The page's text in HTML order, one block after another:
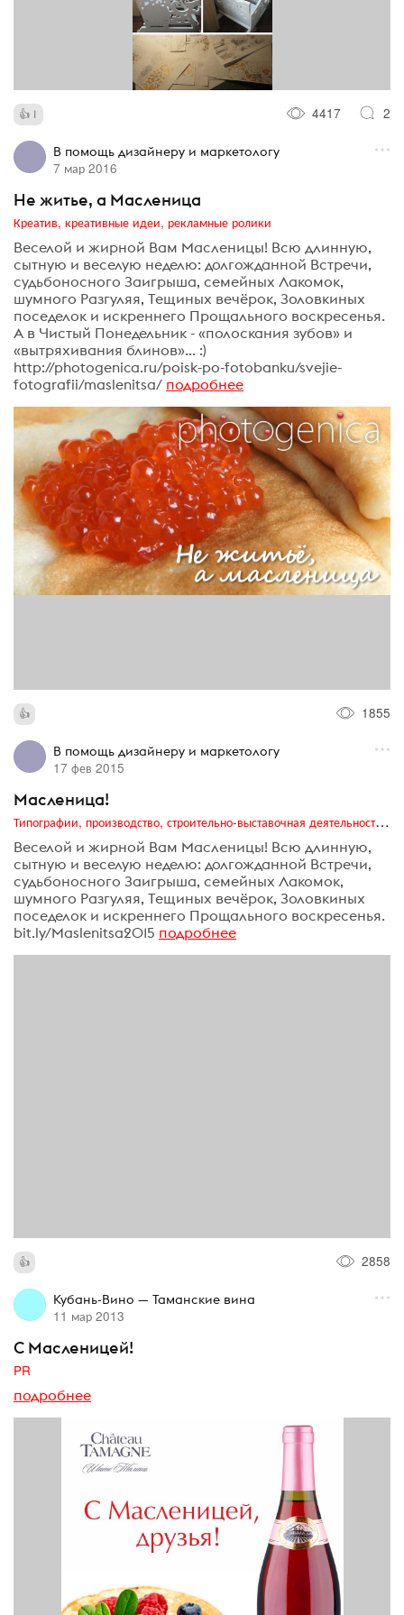
1 4417 2
В помощь дизайнеру и маркетологу
7 мар 2016
Не житье, а Масленица
Креатив, креативные идеи, рекламные ролики
Веселой и жирной Вам Масленицы! Всю длинную,
сытную и веселую неделю: долгожданной Встречи,
судьбоносного Заигрыша, семейных Лакомок,
шумного Разгуляя, Тещиных вечёрок, Золовкиных
поседелок и искреннего Прощального воскресенья.
А в Чистый Понедельник - «полоскания зубов» и
«вытряхивания блинов»... :)
http://photogenica.ru/poisk-po-fotobanku/svejie-
fotografii/maslenitsa/ подробнее
1855
В помощь дизайнеру и маркетологу
17 фев 2015
Масленица!
Типографии, производство, строительно-выставочная деятельность, транзитная реклама, издательский бизнес
Веселой и жирной Вам Масленицы! Всю длинную,
сытную и веселую неделю: долгожданной Встречи,
судьбоносного Заигрыша, семейных Лакомок,
шумного Разгуляя, Тещиных вечёрок, Золовкиных
поседелок и искреннего Прощального воскресенья.
bit.ly/Maslenitsa2015 подробнее
2858
Кубань-Вино — Таманские вина
11 мар 2013
С Масленицей!
PR
подробнее